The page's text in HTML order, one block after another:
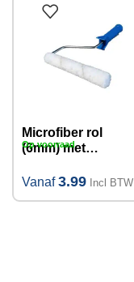
Microfiber rol
(6mm) met
Vanaf3.99 Incl BTW
Op voorraad